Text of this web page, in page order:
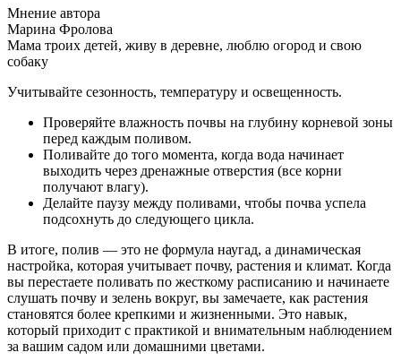
Мнение автора
Марина Фролова
Мама троих детей, живу в деревне, люблю огород и свою
собаку
Учитывайте сезонность, температуру и освещенность.
Проверяйте влажность почвы на глубину корневой зоны
перед каждым поливом.
Поливайте до того момента, когда вода начинает
выходить через дренажные отверстия (все корни
получают влагу).
Делайте паузу между поливами, чтобы почва успела
подсохнуть до следующего цикла.
В итоге, полив — это не формула наугад, а динамическая
настройка, которая учитывает почву, растения и климат. Когда
вы перестаете поливать по жесткому расписанию и начинаете
слушать почву и зелень вокруг, вы замечаете, как растения
становятся более крепкими и жизненными. Это навык,
который приходит с практикой и внимательным наблюдением
за вашим садом или домашними цветами.